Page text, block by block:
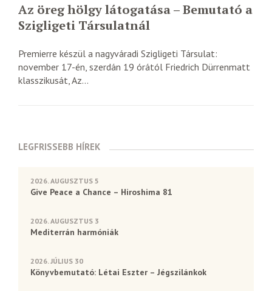
Az öreg hölgy látogatása – Bemutató a
Szigligeti Társulatnál
Premierre készül a nagyváradi Szigligeti Társulat:
november 17-én, szerdán 19 órától Friedrich Dürrenmatt
klasszikusát, Az...
LEGFRISSEBB HÍREK
2026. AUGUSZTUS 5
Give Peace a Chance – Hiroshima 81
2026. AUGUSZTUS 3
Mediterrán harmóniák
2026. JÚLIUS 30
Könyvbemutató: Létai Eszter – Jégszilánkok